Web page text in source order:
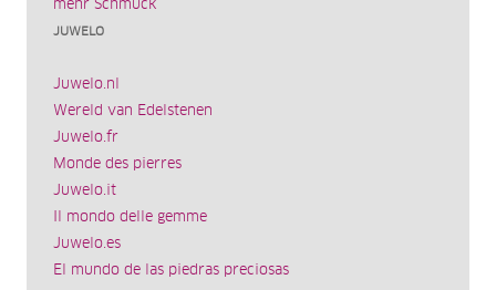
mehr Schmuck
JUWELO
Juwelo.nl
Wereld van Edelstenen
Juwelo.fr
Monde des pierres
Juwelo.it
Il mondo delle gemme
Juwelo.es
El mundo de las piedras preciosas